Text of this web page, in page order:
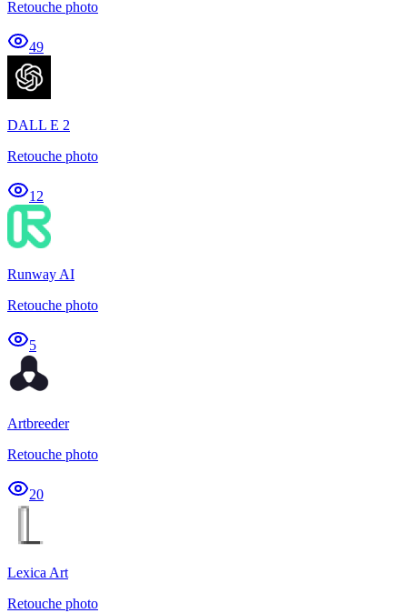
Retouche photo
49
DALL E 2
Retouche photo
12
Runway AI
Retouche photo
5
Artbreeder
Retouche photo
20
Lexica Art
Retouche photo